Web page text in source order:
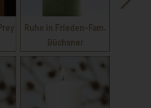
Ruhe in Frieden-Fam.
Büchsner